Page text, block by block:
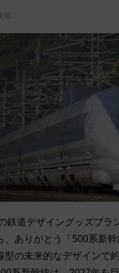
鉄道デザイングッズブラ
、ありがとう「500系新
型の未来的なデザインで